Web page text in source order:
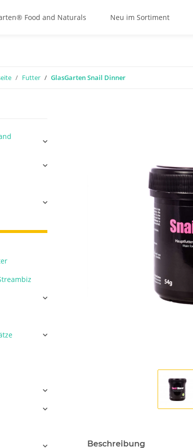
Food and Naturals Neu im Sortiment
Futter GlasGarten Snail Dinner
Beschreibung